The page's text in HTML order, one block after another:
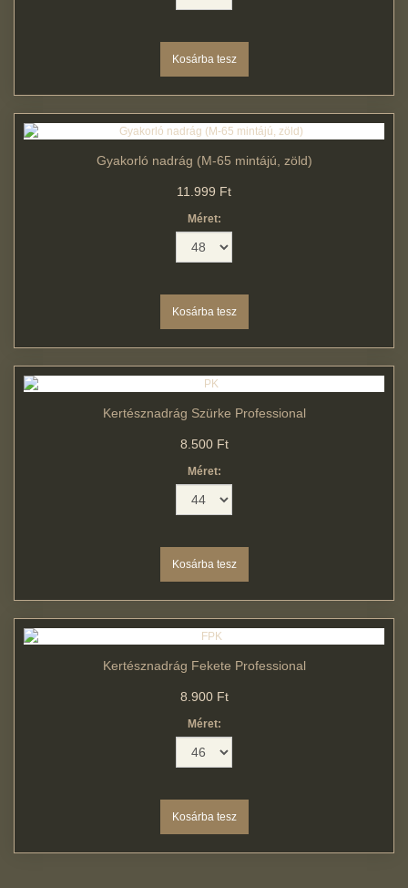
Gyakorló nadrág (M-65 mintájú, zöld)
11.999 Ft
Méret:
Kertésznadrág Szürke Professional
8.500 Ft
Méret:
Kertésznadrág Fekete Professional
8.900 Ft
Méret: